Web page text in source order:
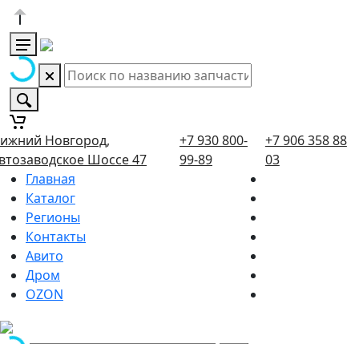
Новгород,
Шоссе 47
+7 930 800-
99-89
+7 906 358 88
03
Главная
Каталог
Регионы
Контакты
Авито
Дром
OZON